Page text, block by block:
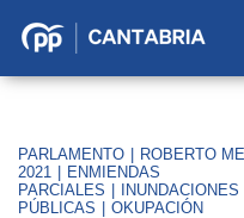
Partido
Cantabria
PARLAMENTO ROBERTO
2021
ENMIENDAS
PARCIALES
INUNDACIONES
PÚBLICAS
OKUPACIÓN